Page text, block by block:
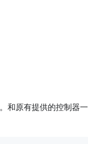
和原有提供的控制器一